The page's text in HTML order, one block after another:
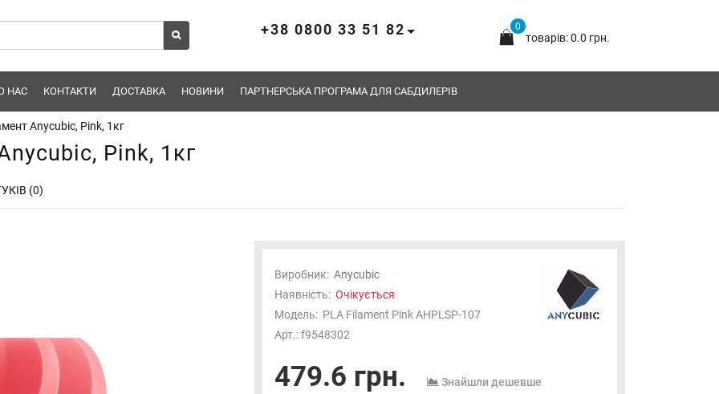
0
товарів: 0.0 грн.
+38 0800 33 51 82
НАС КОНТАКТИ ДОСТАВКА НОВИНИ ПАРТНЕРСЬКА ПРОГРАМА ДЛЯ САБДИЛЕРІВ
Anycubic, Pink, 1кг
Pink, 1кг
(0)
Виробник: Anycubic
Наявність: Очікується
Модель: PLA Filament Pink AHPLSP-107
Арт.: f9548302
479.6 грн. Знайшли дешевше